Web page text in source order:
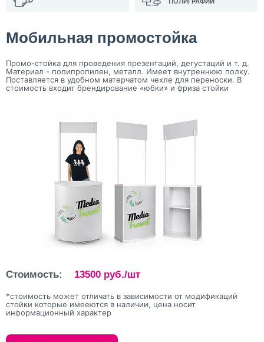
Мобильная промостойка
Промо-стойка для проведения презентаций, дегустаций и т. д.
Материал - полипропилен, металл. Имеет внутреннюю полку.
Поставляется в удобном матерчатом чехле для переноски. В
стоимость входит брендирование «юбки» и фриза стойки
Стоимость: 13500 руб./шт
*стоимость может отличать в зависимости от модификаций
стойки которые имееются в наличии, цена носит
информационный характер